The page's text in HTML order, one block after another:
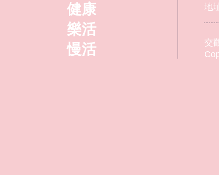
健康
樂活
慢活
地
交